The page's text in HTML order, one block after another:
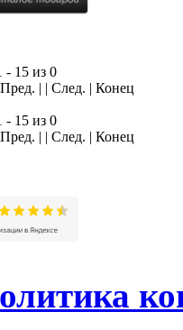
- 15 из 0
| | След. | Конец
- 15 из 0
| | След. | Конец